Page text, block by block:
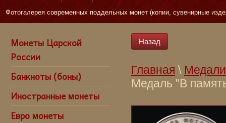
Фотогалерея современных поддельных монет (копии, сувенирные
Монеты Царской
России
Банкноты (боны)
Иностранные монеты
Евро монеты
Назад
Главная \
Медаль "В